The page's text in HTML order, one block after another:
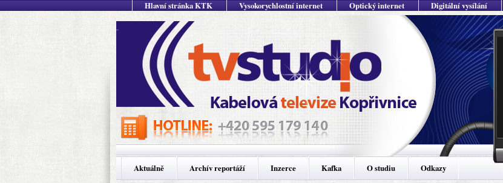
Hlavní stránka KTK Vysokorychlostní internet Optický internet Digitální vysílání
Aktuálně Archív reportáží Inzerce Kafka O studiu Odkazy